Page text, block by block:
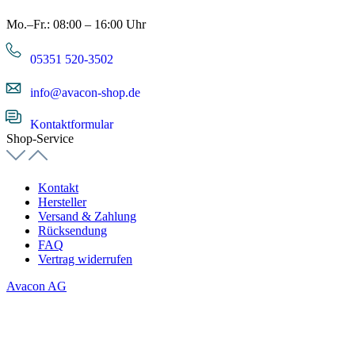
Mo.–Fr.: 08:00 – 16:00 Uhr
05351 520-3502
info@avacon-shop.de
Kontaktformular
Shop-Service
Kontakt
Hersteller
Versand & Zahlung
Rücksendung
FAQ
Vertrag widerrufen
Avacon AG